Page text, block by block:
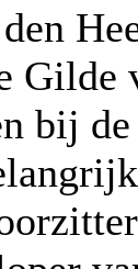
Gilde
bij